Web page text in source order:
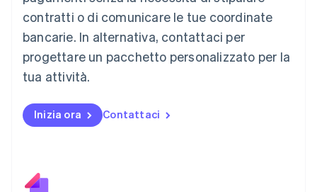
contratti o di comunicare le tue coordinate
bancarie. In alternativa, contattaci per
progettare un pacchetto personalizzato per la
tua attività.
Inizia ora Contattaci
Malaysia
English 简体中文
Malta
Messico
EspañolEnglish
English
Nuova Zelanda
Polonia